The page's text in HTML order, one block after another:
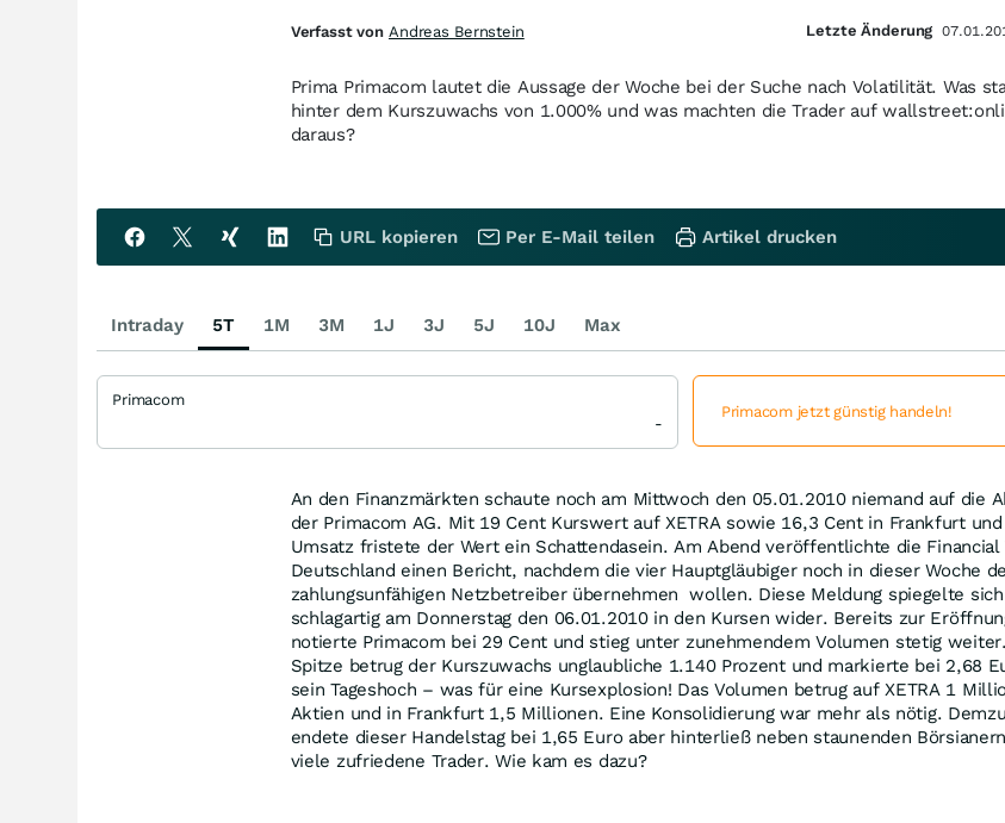
Prima Primacom lautet die Aussage der Woche bei der Suche nach Volatilität. Was
hinter dem Kurszuwachs von 1.000% und was machten die Trader auf
daraus?
An den Finanzmärkten schaute noch am Mittwoch den 05.01.2010 niemand auf die
der Primacom AG. Mit 19 Cent Kurswert auf XETRA sowie 16,3 Cent in Frankfurt
Umsatz fristete der Wert ein Schattendasein. Am Abend veröffentlichte die Financial
Deutschland einen Bericht, nachdem die vier Hauptgläubiger noch in dieser Woche
zahlungsunfähigen Netzbetreiber übernehmen wollen. Diese Meldung spiegelte sich
schlagartig am Donnerstag den 06.01.2010 in den Kursen wider. Bereits zur
notierte Primacom bei 29 Cent und stieg unter zunehmendem Volumen stetig
Spitze betrug der Kurszuwachs unglaubliche 1.140 Prozent und markierte bei 2,68
sein Tageshoch – was für eine Kursexplosion! Das Volumen betrug auf XETRA 1
Aktien und in Frankfurt 1,5 Millionen. Eine Konsolidierung war mehr als nötig.
endete dieser Handelstag bei 1,65 Euro aber hinterließ neben staunenden
viele zufriedene Trader. Wie kam es dazu?
Verfasst von Andreas Bernstein Letzte Änderung
URL kopieren Per E-Mail teilen Artikel drucken
Intraday 5T 1M 3M 1J 3J 5J 10J Max
Primacom
-
Primacom jetzt günstig handeln!